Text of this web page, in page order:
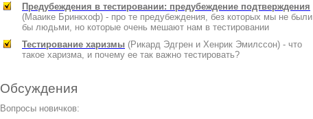
Предубеждения в тестировании: предубеждение подтверждения
(Мааике Бринкхоф) - про те предубеждения, без которых мы не были
бы людьми, но которые очень мешают нам в тестировании
Тестирование харизмы (Рикард Эдгрен и Хенрик Эмилссон) - что
такое харизма, и почему ее так важно тестировать?
Обсуждения
Вопросы новичков: